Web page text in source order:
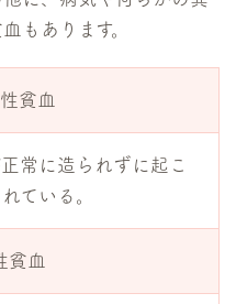
もあります。
貧血
常に造られずに起こ
ている。
貧血